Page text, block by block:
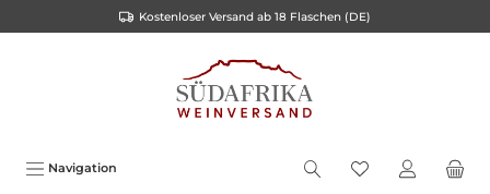
Kostenloser Versand ab 18 Flaschen (DE)
Navigation